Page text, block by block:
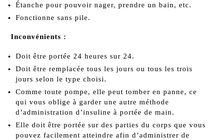
Étanche pour pouvoir nager, prendre un bain, etc.
Fonctionne sans pile.
Inconvénients :
Doit être portée 24 heures sur 24.
Doit être remplacée tous les jours ou tous les trois
jours selon le type choisi.
Comme toute pompe, elle peut tomber en panne, ce
qui vous oblige à garder une autre méthode
d’administration d’insuline à portée de main.
Elle doit être portée sur des parties du corps que vous
pouvez facilement atteindre afin d’administrer de